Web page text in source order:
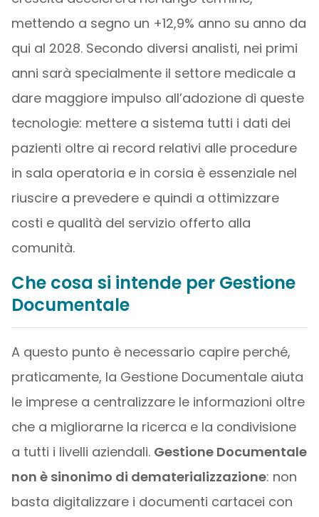
mettendo a segno un +12,9% anno su anno da
qui al 2028. Secondo diversi analisti, nei primi
anni sarà specialmente il settore medicale a
dare maggiore impulso all’adozione di queste
tecnologie: mettere a sistema tutti i dati dei
pazienti oltre ai record relativi alle procedure
in sala operatoria e in corsia è essenziale nel
riuscire a prevedere e quindi a ottimizzare
costi e qualità del servizio offerto alla
comunità.
Che cosa si intende per Gestione
Documentale
A questo punto è necessario capire perché,
praticamente, la Gestione Documentale aiuta
le imprese a centralizzare le informazioni oltre
che a migliorarne la ricerca e la condivisione
a tutti i livelli aziendali. Gestione Documentale
non è sinonimo di dematerializzazione: non
basta digitalizzare i documenti cartacei con